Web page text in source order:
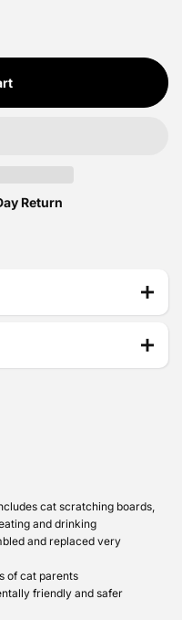
Return
cat scratching boards,
and drinking
and replaced very
of cat parents
friendly and safer